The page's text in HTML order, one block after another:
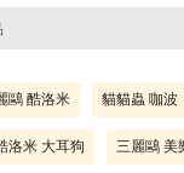
鷗 酷洛米 貓貓蟲 咖波
洛米 大耳狗 三麗鷗 美